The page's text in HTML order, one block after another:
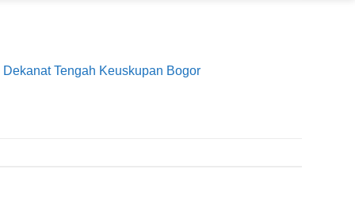
Tengah Keuskupan Bogor